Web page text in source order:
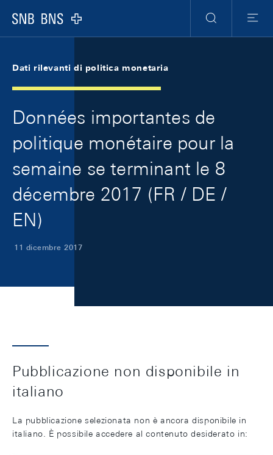
Logo
Ricerca
Menu
Dati rilevanti di politica monetaria
Données importantes de
politique monétaire pour la
semaine se terminant le 8
décembre 2017 (FR / DE /
EN)
11 dicembre 2017
Pubblicazione non disponibile in
italiano
La pubblicazione selezionata non è ancora disponibile in
italiano. È possibile accedere al contenuto desiderato in: